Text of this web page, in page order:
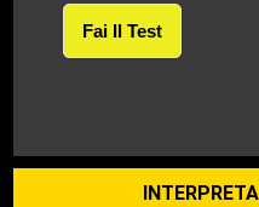
Fai Il Test